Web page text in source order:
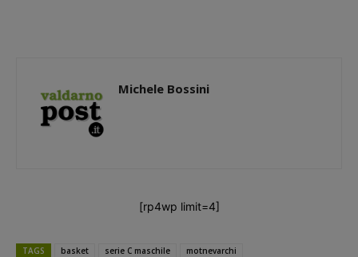
Michele Bossini
[rp4wp limit=4]
TAGS basket serie C maschile motnevarchi